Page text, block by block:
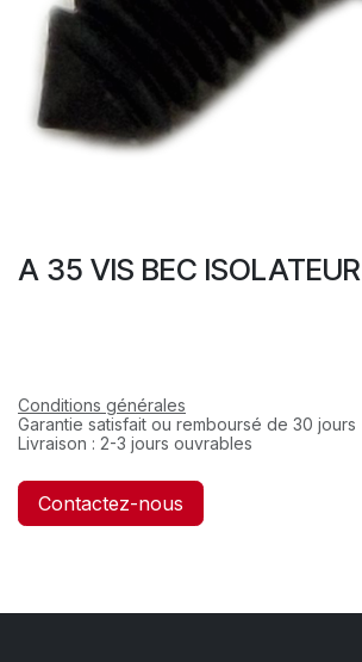
A 35 VIS BEC ISOLATEUR
Conditions générales
Garantie satisfait ou remboursé de 30 jours
Livraison : 2-3 jours ouvrables
Contactez-nous